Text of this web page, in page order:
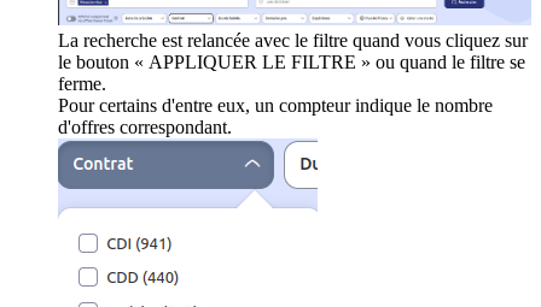
La recherche est relancée avec le filtre quand vous cliquez sur
le bouton « APPLIQUER LE FILTRE » ou quand le filtre se
ferme.
Pour certains d'entre eux, un compteur indique le nombre
d'offres correspondant.